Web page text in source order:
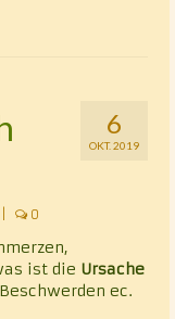
6
OKT. 2019
0
ist die Ursache
ec.